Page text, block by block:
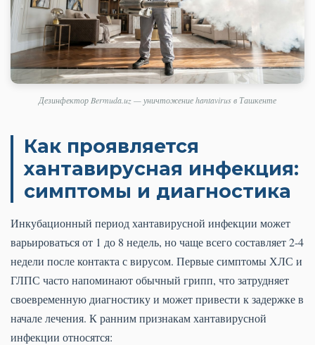
Дезинфектор Bermuda.uz — уничтожение hantavirus в Ташкенте
Как проявляется
хантавирусная инфекция:
симптомы и диагностика
Инкубационный период хантавирусной инфекции может
варьироваться от 1 до 8 недель, но чаще всего составляет 2-4
недели после контакта с вирусом. Первые симптомы ХЛС и
ГЛПС часто напоминают обычный грипп, что затрудняет
своевременную диагностику и может привести к задержке в
начале лечения. К ранним признакам хантавирусной
инфекции относятся: